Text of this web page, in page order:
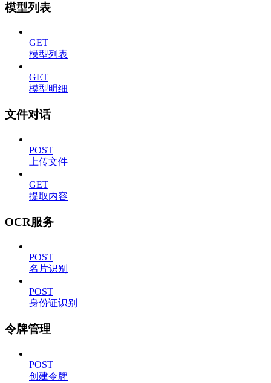
模型列表
GET
模型列表
GET
模型明细
文件对话
POST
上传文件
GET
提取内容
OCR服务
POST
名片识别
POST
身份证识别
令牌管理
POST
创建令牌